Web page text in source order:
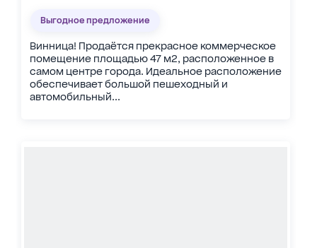
Выгодное предложение
Винница! Продаётся прекрасное коммерческое
помещение площадью 47 м2, расположенное в
самом центре города. Идеальное расположение
обеспечивает большой пешеходный и
автомобильный...